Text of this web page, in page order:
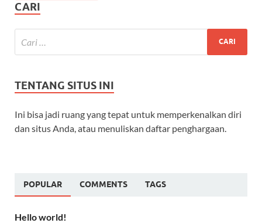
CARI
TENTANG SITUS INI
Ini bisa jadi ruang yang tepat untuk memperkenalkan diri
dan situs Anda, atau menuliskan daftar penghargaan.
POPULAR COMMENTS TAGS
Hello world!